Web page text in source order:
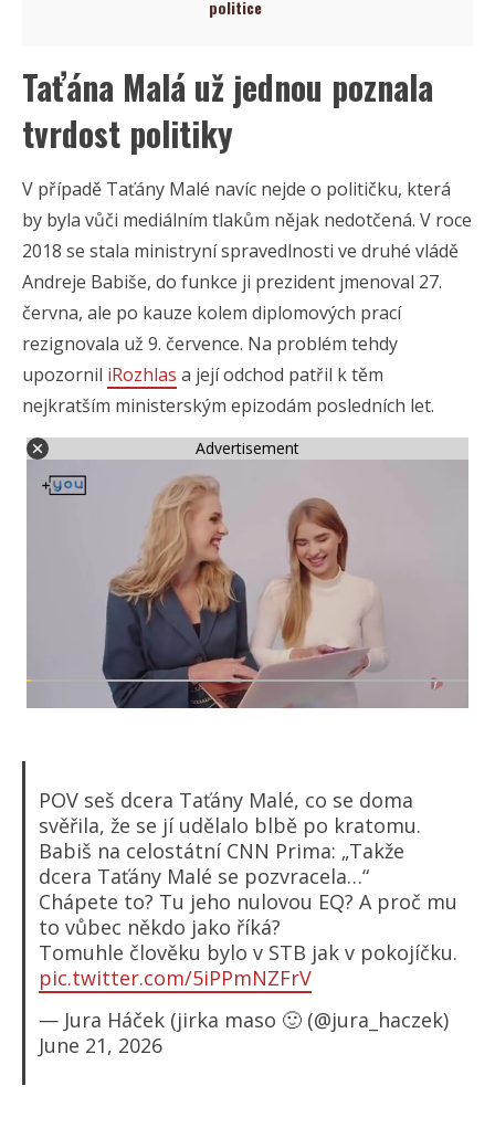
politice
Taťána Malá už jednou poznala
tvrdost politiky
V případě Taťány Malé navíc nejde o političku, která
by byla vůči mediálním tlakům nějak nedotčená. V roce
2018 se stala ministryní spravedlnosti ve druhé vládě
Andreje Babiše, do funkce ji prezident jmenoval 27.
června, ale po kauze kolem diplomových prací
rezignovala už 9. července. Na problém tehdy
upozornil iRozhlas a její odchod patřil k těm
nejkratším ministerským epizodám posledních let.
Advertisement
POV seš dcera Taťány Malé, co se doma
svěřila, že se jí udělalo blbě po kratomu.
Babiš na celostátní CNN Prima: „Takže
dcera Taťány Malé se pozvracela…“
Chápete to? Tu jeho nulovou EQ? A proč mu
to vůbec někdo jako říká?
Tomuhle člověku bylo v STB jak v pokojíčku.
pic.twitter.com/5iPPmNZFrV
— Jura Háček (jirka maso 🙂 (@jura_haczek)
June 21, 2026